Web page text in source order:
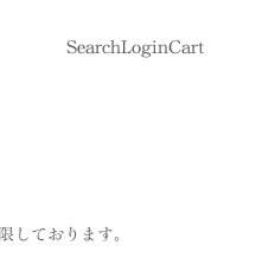
SearchLoginCart
しております。